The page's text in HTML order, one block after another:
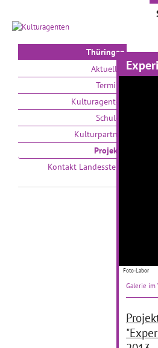
Foto-Labor
Galerie im
Thüringen
Aktuelles
Termine
Kulturagenten
Schulen
Kulturpartner
Projekte
Kontakt Landesstelle